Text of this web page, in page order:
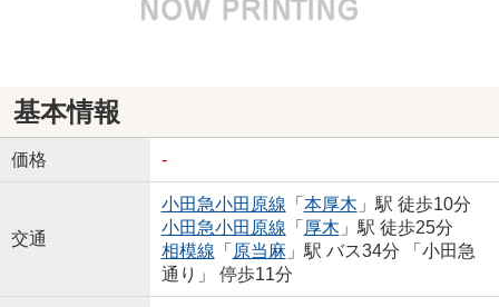
基本情報
価格 -
交通
小田急小田原線 「 本厚木 」駅 徒歩10分
小田急小田原線 「 厚木 」駅 徒歩25分
相模線 「 原当麻」駅 バス34分 「小田急
通り」 停歩11分